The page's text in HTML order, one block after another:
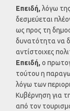
Επειδή, λόγω
δεσμεύεται
ως προς τη
δυνατότητα να
αντίστοιχες
Επειδή, ο
τούτου η
λόγω των
Κυβέρνηση για
από τον